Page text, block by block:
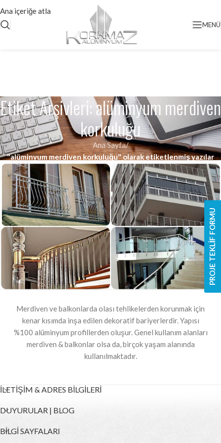
Ana içeriğe atla
MENÜ
Etiket Arşivleri: alüminyum merdiven
korkuluğu
Ana Sayfa/
"alüminyum merdiven korkuluğu" olarak etiketlenmiş yazılar
Merdiven ve balkonlarda olası tehlikelerden korunmak için
kenar kısımda inşa edilen dekoratif bariyerlerdir. Yapısı
%100 alüminyum profillerden oluşur. Genel kullanım alanları
merdiven & balkonlar olsa da, birçok yaşam alanında
kullanılmaktadır.
İLETİŞİM & ADRES BİLGİLERİ
DUYURULAR | BLOG
BİLGİ SAYFALARI
PROJE TEKLİF FORMU